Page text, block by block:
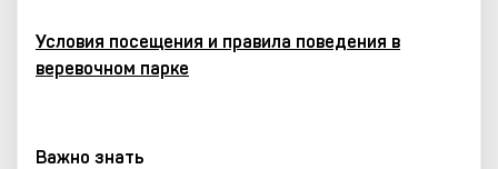
Условия посещения и правила поведения в
веревочном парке
Важно знать